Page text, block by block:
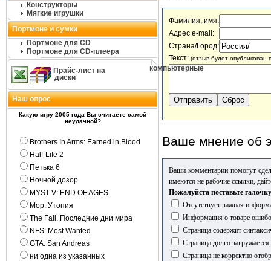
Конструкторы
Мягкие игрушки
Портмоне и сумки
Портмоне для CD
Портмоне для CD-плеера
Прайс-лист на
компьютерные
диски
Наш опрос
Какую игру 2005 года Вы считаете самой
неудачной?
Brothers In Arms: Earned in Blood
Half-Life 2
Петька 6
Ночной дозор
MYST V: END OF AGES
Мор. Утопия
The Fall. Последние дни мира
NFS: Most Wanted
GTA: San Andreas
ни одна из указанных
Фамилия, имя:
Адрес e-mail:
Страна/Город:
Текст: (отзыв будет опубликован
Ваше мнение об
Ваши комментарии помогут
имеются не рабочие ссылки,
Пожалуйста поставьте
Отсутствует важная
Информация о товаре
Страница содержит
Страница долго загружается
Страница не корректно